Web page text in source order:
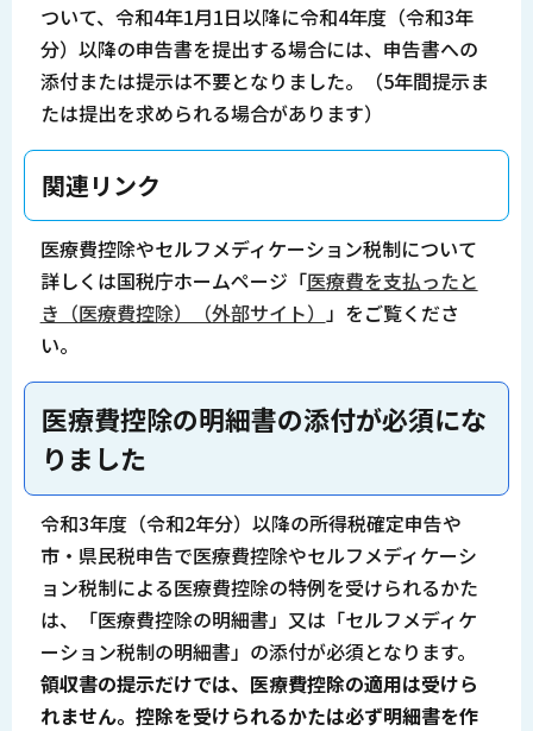
ついて、令和4年1月1日以降に令和4年度（令和3年
分）以降の申告書を提出する場合には、申告書への
添付または提示は不要となりました。（5年間提示ま
たは提出を求められる場合があります）
関連リンク
医療費控除やセルフメディケーション税制について
詳しくは国税庁ホームページ「医療費を支払ったと
き（医療費控除）（外部サイト）
」をご覧くださ
い。
医療費控除の明細書の添付が必須にな
りました
令和3年度（令和2年分）以降の所得税確定申告や
市・県民税申告で医療費控除やセルフメディケーシ
ョン税制による医療費控除の特例を受けられるかた
は、「医療費控除の明細書」又は「セルフメディケ
ーション税制の明細書」の添付が必須となります。
領収書の提示だけでは、医療費控除の適用は受けら
れません。控除を受けられるかたは必ず明細書を作